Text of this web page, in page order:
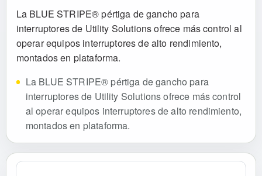
La BLUE STRIPE® pértiga de gancho para
interruptores de Utility Solutions ofrece más control al
operar equipos interruptores de alto rendimiento,
montados en plataforma.
La BLUE STRIPE® pértiga de gancho para
interruptores de Utility Solutions ofrece más control
al operar equipos interruptores de alto rendimiento,
montados en plataforma.